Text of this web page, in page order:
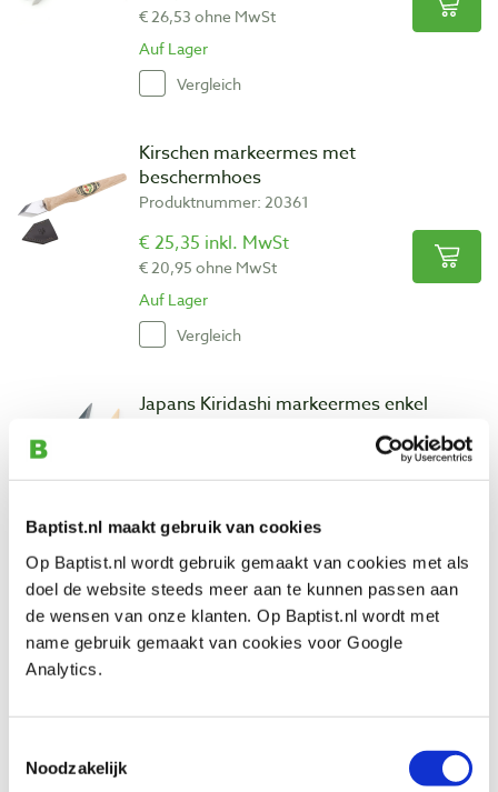
Baptist.nl maakt gebruik van cookies
Op Baptist.nl wordt gebruik gemaakt van cookies met als
doel de website steeds meer aan te kunnen passen aan
de wensen van onze klanten. Op Baptist.nl wordt met
name gebruik gemaakt van cookies voor Google
Analytics.
Noodzakelijk
€ 26,53 ohne MwSt
Auf Lager
Vergleich
Kirschen markeermes met
beschermhoes
Produktnummer: 20361
€ 25,35 inkl. MwSt
€ 20,95 ohne MwSt
Auf Lager
Vergleich
Japans Kiridashi markeermes enkel
€ 8,18 ohne MwSt
Auf Lager
Vergleich
Japans Kiridashi markeer/houtsnijmes